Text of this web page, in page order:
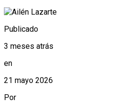
Publicado
3 meses atrás
en
21 mayo 2026
Por